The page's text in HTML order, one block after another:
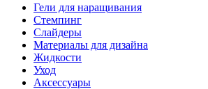
Гели для наращивания
Стемпинг
Слайдеры
Материалы для дизайна
Жидкости
Уход
Аксессуары